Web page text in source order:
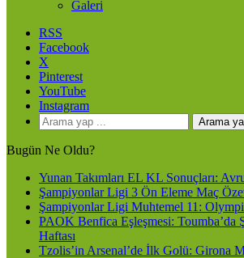
Galeri
RSS
Facebook
X
Pinterest
YouTube
Instagram
Arama
Bugün Ne Oldu?
Yunan Takımları EL KL Sonuçları:
Şampiyonlar Ligi 3 Ön Eleme Maç
Şampiyonlar Ligi Muhtemel 11:
PAOK Benfica Eşleşmesi: Toumba’da
Haftası
Tzolis’in Arsenal’de İlk Golü: Girona